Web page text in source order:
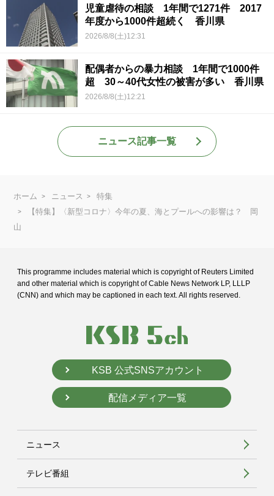
児童虐待の相談 1年間で1271件 2017
年度から1000件超続く 香川県
2026/8/8(土)12:31
配偶者からの暴力相談 1年間で1000件
超 30～40代女性の被害が多い 香川県
2026/8/8(土)12:21
ニュース記事一覧
ホーム ニュース
特集
【特集】〈新型コロナ〉今年の夏、海とプールへの影響は？ 岡
山
This programme includes material which is copyright of Reuters Limited
and other material which is copyright of Cable News Network LP, LLLP
(CNN) and which may be captioned in each text. All rights reserved.
KSB 公式SNSアカウント
配信メディア一覧
ニュース
テレビ番組